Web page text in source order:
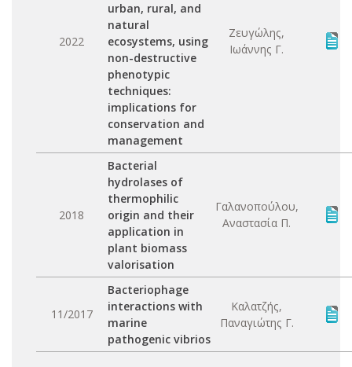
2022
urban, rural, and
natural
ecosystems, using
non-destructive
phenotypic
techniques:
implications for
conservation and
management
Ζευγώλης,
Ιωάννης Γ.
2018
Bacterial
hydrolases of
thermophilic
origin and their
application in
plant biomass
valorisation
Γαλανοπούλου,
Αναστασία Π.
11/2017
Bacteriophage
interactions with
marine
pathogenic vibrios
Καλατζής,
Παναγιώτης Γ.